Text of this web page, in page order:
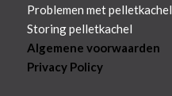
Problemen met pelletkachel
Storing pelletkachel
Algemene voorwaarden
Privacy Policy